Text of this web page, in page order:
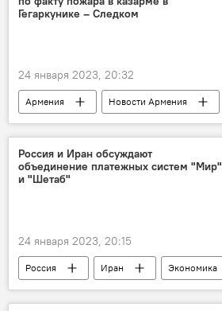
Гегаркунике – Следком
24 января 2023, 20:32
Армения
Новости Армения
Гегаркуникская область
пожар
Следственный комитет
Россия и Иран обсуждают
объединение платежных систем "Мир"
и "Шетаб"
24 января 2023, 20:15
Россия Иран
Экономика
сотрудничество
парламент